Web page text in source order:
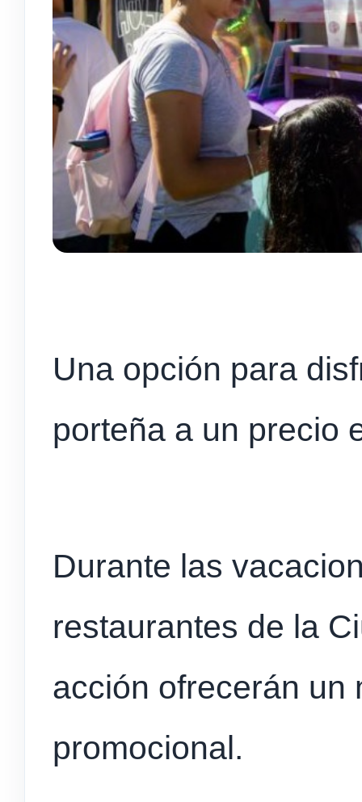
Una opción para
porteña a un precio
Durante las
restaurantes de la
acción ofrecerán un
promocional.